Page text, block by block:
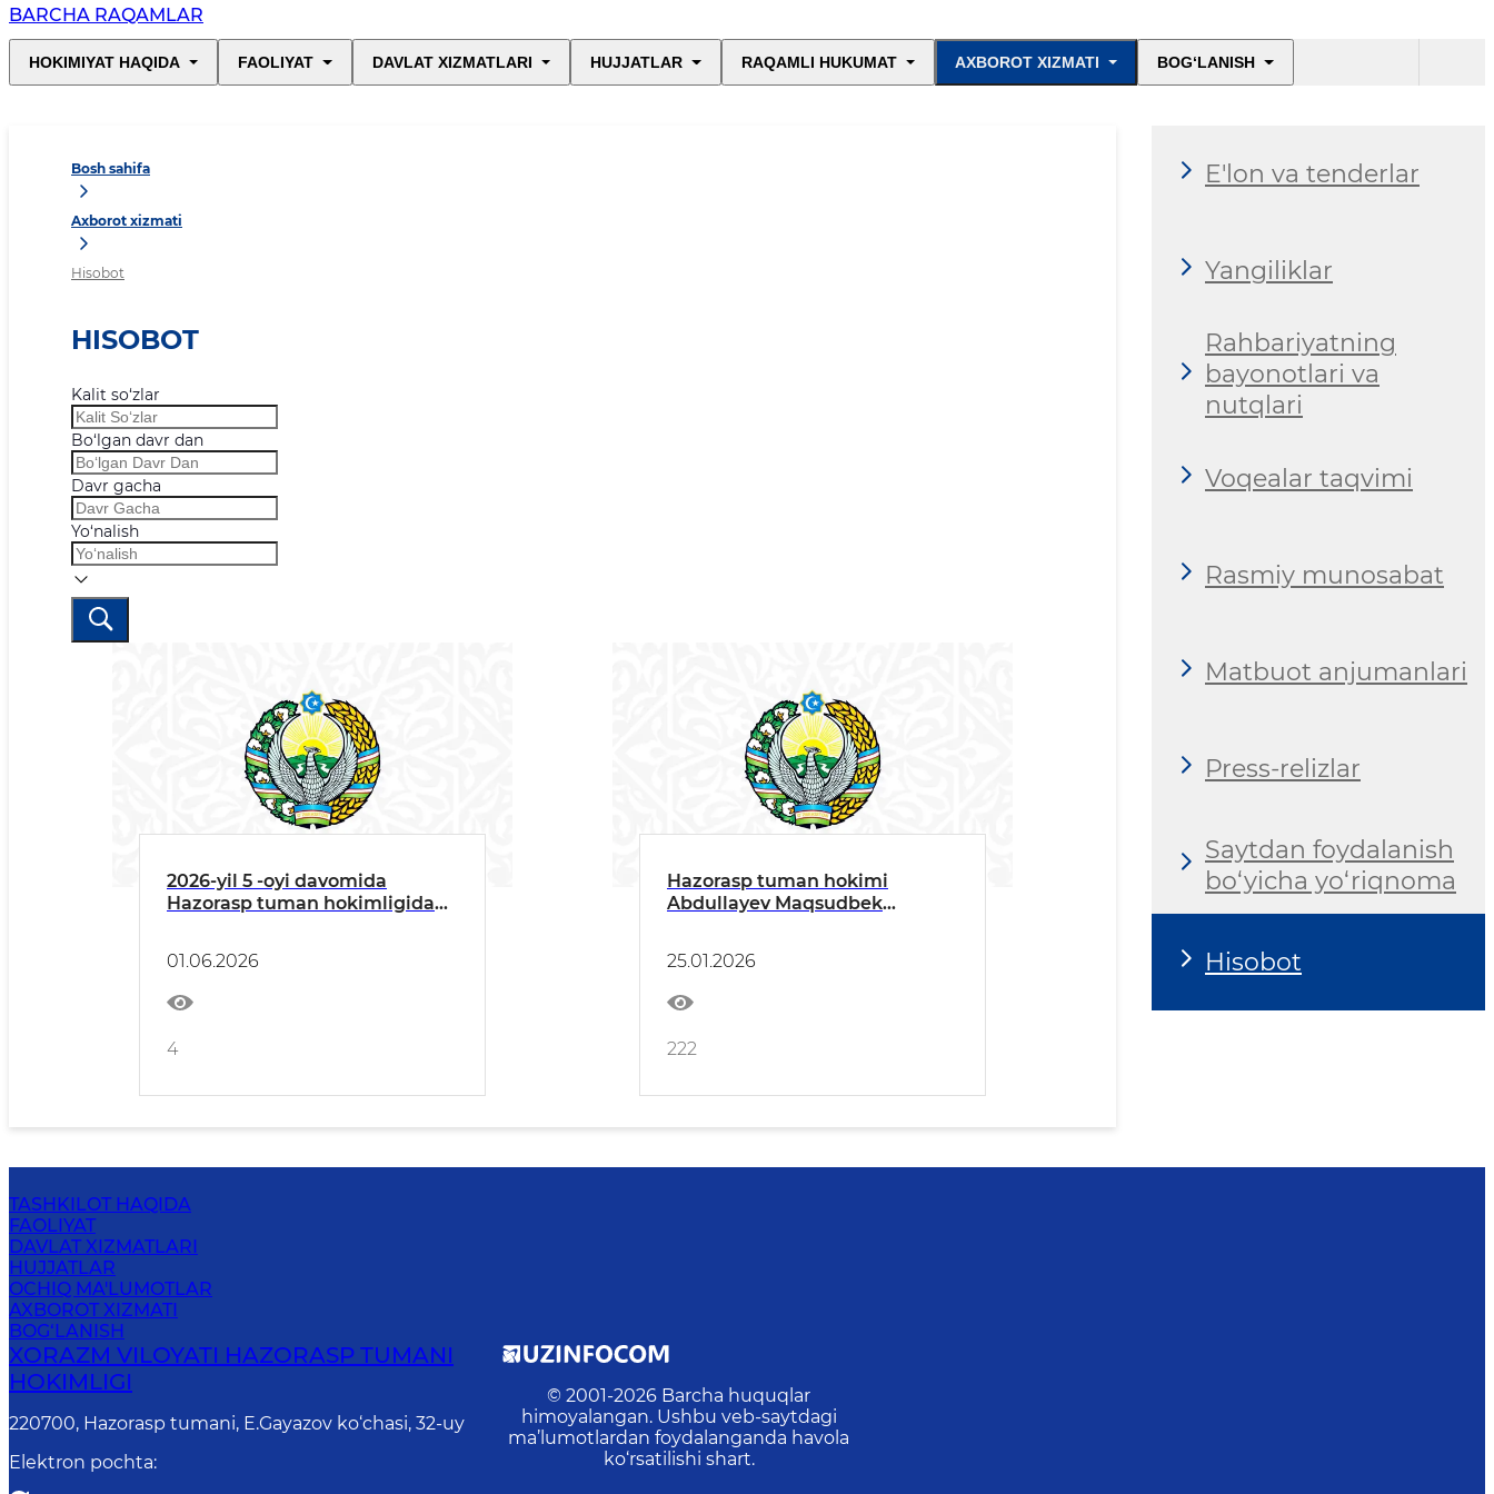
BARCHA RAQAMLAR
HOKIMIYAT HAQIDA FAOLIYAT DAVLAT XIZMATLARI HUJJATLAR RAQAMLI HUKUMAT AXBOROT XIZMATI BOG‘LANISH
Bosh sahifa
Axborot xizmati
Hisobot
HISOBOT
Kalit so‘zlar
Bo‘lgan davr dan
Davr gacha
Yo‘nalish
2026-yil 5 -oyi davomida
Hazorasp tuman hokimligida
ishlashning natijadorligini
taʼminlash boʻyicha amalga
oshirilayotgan ishlar toʻgʻrisida
M A ʼ L U M O T
01.06.2026
4
Hazorasp tuman hokimi
Abdullayev Maqsudbek
hamda 2026-yilgi vazifasi
yuzasidan hisoboti
25.01.2026
222
E'lon va tenderlar
Yangiliklar
Rahbariyatning
bayonotlari va
nutqlari
Voqealar taqvimi
Rasmiy munosabat
Matbuot anjumanlari
Press-relizlar
Saytdan foydalanish
bo‘yicha yo‘riqnoma
Hisobot
TASHKILOT HAQIDA
FAOLIYAT
DAVLAT XIZMATLARI
HUJJATLAR
OCHIQ MA'LUMOTLAR
AXBOROT XIZMATI
BOG‘LANISH
XORAZM VILOYATI HAZORASP TUMANI
HOKIMLIGI
220700, Hazorasp tumani, E.Gayazov ko‘chasi, 32-uy
Elektron pochta:
© 2001-2026 Barcha huquqlar
himoyalangan. Ushbu veb-saytdagi
ma’lumotlardan foydalanganda havola
ko‘rsatilishi shart.